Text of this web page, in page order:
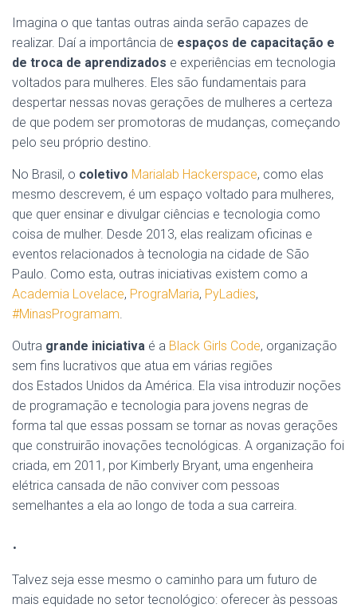
Imagina o que tantas outras ainda serão capazes de
realizar. Daí a importância de espaços de capacitação e
de troca de aprendizados e experiências em tecnologia
voltados para mulheres. Eles são fundamentais para
despertar nessas novas gerações de mulheres a certeza
de que podem ser promotoras de mudanças, começando
pelo seu próprio destino.
No Brasil, o coletivo Marialab Hackerspace, como elas
mesmo descrevem, é um espaço voltado para mulheres,
que quer ensinar e divulgar ciências e tecnologia como
coisa de mulher. Desde 2013, elas realizam oficinas e
eventos relacionados à tecnologia na cidade de São
Paulo. Como esta, outras iniciativas existem como a
Academia Lovelace, PrograMaria, PyLadies,
#MinasProgramam.
Outra grande iniciativa é a Black Girls Code, organização
sem fins lucrativos que atua em várias regiões
dos Estados Unidos da América. Ela visa introduzir noções
de programação e tecnologia para jovens negras de
forma tal que essas possam se tornar as novas gerações
que construirão inovações tecnológicas. A organização foi
criada, em 2011, por Kimberly Bryant, uma engenheira
elétrica cansada de não conviver com pessoas
semelhantes a ela ao longo de toda a sua carreira.
.
Talvez seja esse mesmo o caminho para um futuro de
mais equidade no setor tecnológico: oferecer às pessoas